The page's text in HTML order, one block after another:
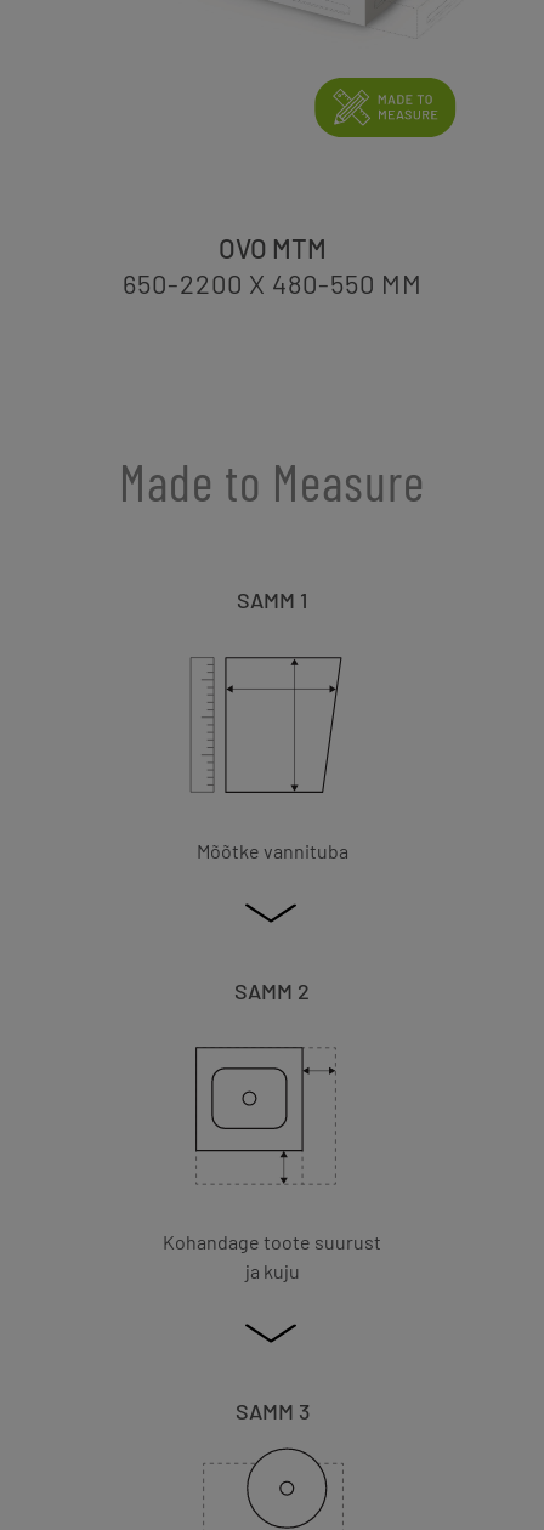
OVO MTM
650-2200 X 480-550 MM
Made to Measure
SAMM 1
Mõõtke vannituba
SAMM 2
Kohandage toote suurust
ja kuju
SAMM 3